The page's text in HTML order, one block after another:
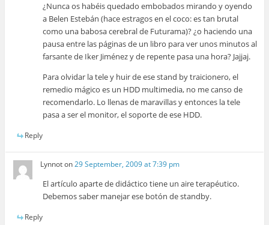
¿Nunca os habéis quedado embobados mirando y oyendo
a Belen Estebán (hace estragos en el coco: es tan brutal
como una babosa cerebral de Futurama)? ¿o haciendo una
pausa entre las páginas de un libro para ver unos minutos al
farsante de Iker Jiménez y de repente pasa una hora? Jajjaj.
Para olvidar la tele y huir de ese stand by traicionero, el
remedio mágico es un HDD multimedia, no me canso de
recomendarlo. Lo llenas de maravillas y entonces la tele
pasa a ser el monitor, el soporte de ese HDD.
Reply
Lynnoton29 September, 2009 at 7:39 pm
El artículo aparte de didáctico tiene un aire terapéutico.
Debemos saber manejar ese botón de standby.
Reply